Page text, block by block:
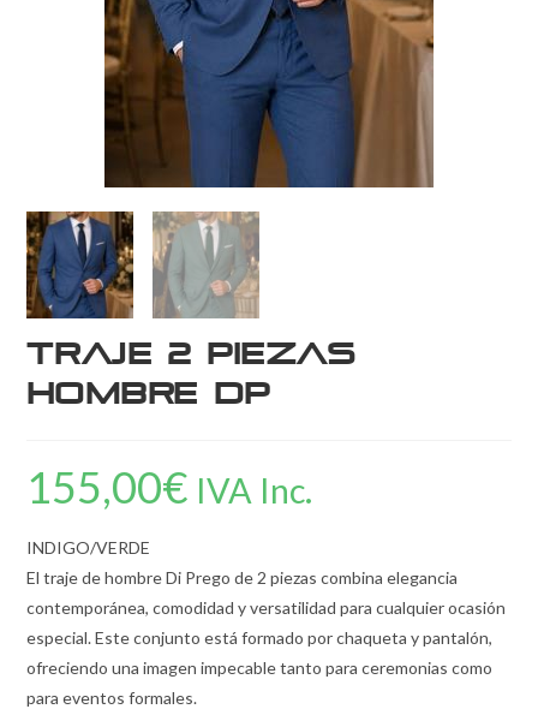
Traje 2 Piezas
Hombre DP
155,00€ IVA Inc.
INDIGO/VERDE
El traje de hombre Di Prego de 2 piezas combina elegancia
contemporánea, comodidad y versatilidad para cualquier ocasión
especial. Este conjunto está formado por chaqueta y pantalón,
ofreciendo una imagen impecable tanto para ceremonias como
para eventos formales.